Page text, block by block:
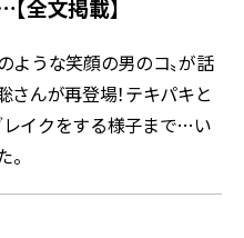
全文掲載】
ような笑顔の男のコ〟が話
さんが再登場！テキパキと
レイクをする様子まで…い